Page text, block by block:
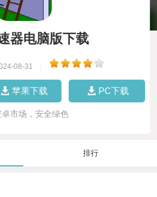
器电脑版下载
08-31
苹果下载 PC下载
卓市场，安全绿色
排行